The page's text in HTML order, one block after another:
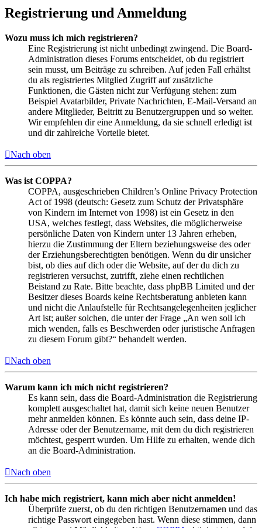
Registrierung und Anmeldung
Wozu muss ich mich registrieren?
Eine Registrierung ist nicht unbedingt zwingend. Die Board-
Administration dieses Forums entscheidet, ob du registriert
sein musst, um Beiträge zu schreiben. Auf jeden Fall erhältst
du als registriertes Mitglied Zugriff auf zusätzliche
Funktionen, die Gästen nicht zur Verfügung stehen: zum
Beispiel Avatarbilder, Private Nachrichten, E-Mail-Versand an
andere Mitglieder, Beitritt zu Benutzergruppen und so weiter.
Wir empfehlen dir eine Anmeldung, da sie schnell erledigt ist
und dir zahlreiche Vorteile bietet.
Nach oben
Was ist COPPA?
COPPA, ausgeschrieben Children’s Online Privacy Protection
Act of 1998 (deutsch: Gesetz zum Schutz der Privatsphäre
von Kindern im Internet von 1998) ist ein Gesetz in den
USA, welches festlegt, dass Websites, die möglicherweise
persönliche Daten von Kindern unter 13 Jahren erheben,
hierzu die Zustimmung der Eltern beziehungsweise des oder
der Erziehungsberechtigten benötigen. Wenn du dir unsicher
bist, ob dies auf dich oder die Website, auf der du dich zu
registrieren versuchst, zutrifft, ziehe einen rechtlichen
Beistand zu Rate. Bitte beachte, dass phpBB Limited und der
Besitzer dieses Boards keine Rechtsberatung anbieten kann
und nicht die Anlaufstelle für Rechtsangelegenheiten jeglicher
Art ist; außer solchen, die unter der Frage „An wen soll ich
mich wenden, falls es Beschwerden oder juristische Anfragen
zu diesem Forum gibt?“ behandelt werden.
Nach oben
Warum kann ich mich nicht registrieren?
Es kann sein, dass die Board-Administration die Registrierung
komplett ausgeschaltet hat, damit sich keine neuen Benutzer
mehr anmelden können. Es könnte auch sein, dass deine IP-
Adresse oder der Benutzername, mit dem du dich registrieren
möchtest, gesperrt wurden. Um Hilfe zu erhalten, wende dich
an die Board-Administration.
Nach oben
Ich habe mich registriert, kann mich aber nicht anmelden!
Überprüfe zuerst, ob du den richtigen Benutzernamen und das
richtige Passwort eingegeben hast. Wenn diese stimmen, dann